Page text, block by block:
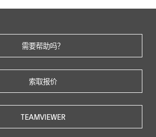
需要帮助吗？
索取报价
TEAMVIEWER